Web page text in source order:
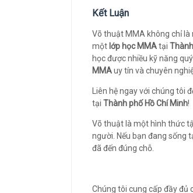
Kết Luận
Võ thuật MMA không chỉ
một lớp học MMAtại
học được nhiều kỹ năng
MMAuy tín và chuyên
Liên hệ ngay với chúng tôi
tại Thành phố Hồ Chí Minh!
Võ thuật là một hình thức
người. Nếu bạn đang sống
đã đến đúng chỗ.
Chúng tôi cung cấp đầy đủ